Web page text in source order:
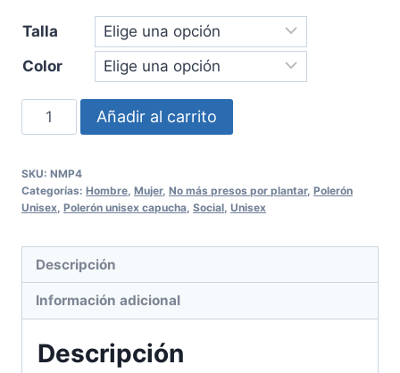
Talla
Color
Polerón
capucha
más
presos
Unisex
cantidad
Añadir al carrito
SKU: NMP4
Categorías: Hombre Mujer, No más presos por plantar, Polerón
Unisex Polerón unisex capucha Social Unisex
Descripción
Información adicional
Descripción